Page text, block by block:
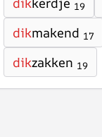
19
dikmakend 17
dikzakken 19